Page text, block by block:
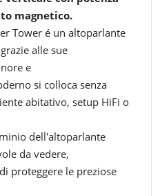
magnetico.
Tower é un altoparlante
alle sue
e
si colloca senza
abitativo, setup HiFi o
dell'altoparlante
da vedere,
proteggere le preziose